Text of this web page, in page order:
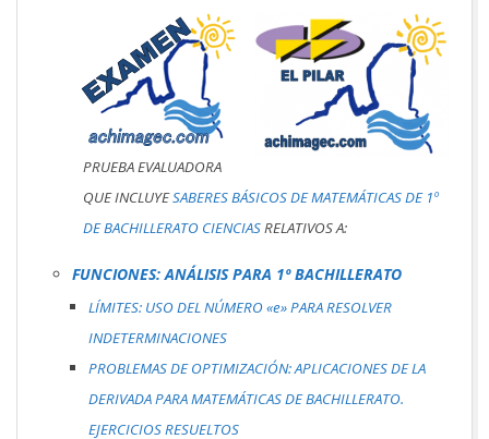
PRUEBA EVALUADORA
QUE INCLUYESABERES BÁSICOS DE MATEMÁTICAS DE 1º
DE BACHILLERATO CIENCIASRELATIVOS A:
FUNCIONES: ANÁLISIS PARA 1º BACHILLERATO
LÍMITES: USO DEL NÚMERO «e» PARA RESOLVER
INDETERMINACIONES
PROBLEMAS DE OPTIMIZACIÓN: APLICACIONES DE LA
DERIVADA PARA MATEMÁTICAS DE BACHILLERATO.
EJERCICIOS RESUELTOS